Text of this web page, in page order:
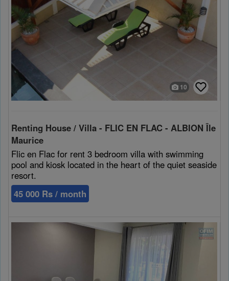
10
Renting House / Villa - FLIC EN FLAC - ALBION Île
Maurice
Flic en Flac for rent 3 bedroom villa with swimming
pool and kiosk located in the heart of the quiet seaside
resort.
45 000 Rs / month